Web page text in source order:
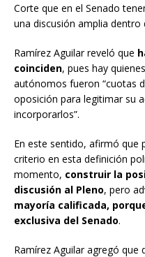
Corte que en el Senado
una discusión amplia dentro
Ramírez Aguilar reveló que
coinciden, pues hay
autónomos fueron “cuotas
oposición para legitimar su
incorporarlos”.
En este sentido, afirmó que
criterio en esta definición
momento, construir la
discusión al Pleno, pero
mayoría calificada,
exclusiva del Senado.
Ramírez Aguilar agregó